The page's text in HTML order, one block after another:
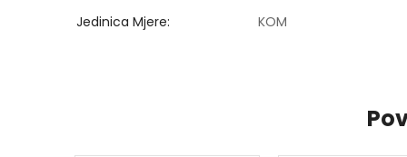
Jedinica Mjere KOM